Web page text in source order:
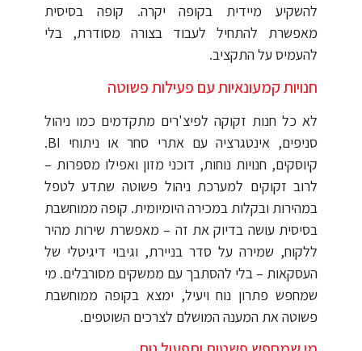
להשקיע מיידית בקופה יקרה. קופה בסיסית
מאפשרת להתחיל לעבוד בצורה מסודרת, בלי
להעמיס על התקציב.
חנויות קמעונאיות עם פעילות פשוטה
לא כל חנות זקוקה לפיצ'רים מתקדמים כמו ניהול
סניפים, אינטגרציה עם אתרי סחר או ניתוחי BI
.
קיוסקים, חנויות נוחות, דוכני מזון ואפילו מספרות –
לרוב זקוקים למערכת ניהול פשוטה שתדע לטפל
במהירות ובקלות במכירה היומיומית. קופה ממוחשבת
בסיסית עושה בדיוק את זה – מאפשרת שירות מהיר
ללקוח, שמירה על סדר בניירת, וגיבוי דיגיטלי של
העסקאות – בלי להסתבך עם ממשקים מסורבלים. מי
שמחפש פתרון נוח ויעיל, ימצא בקופה ממוחשבת
פשוטה את המענה המושלם לצרכים השוטפים.